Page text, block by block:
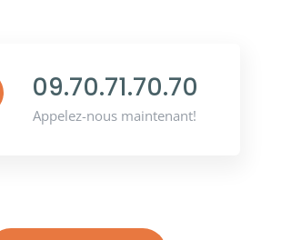
09.70.71.70.70
Appelez-nous maintenant!